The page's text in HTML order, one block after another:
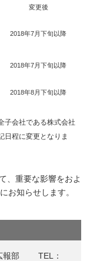
変更後
2018年7月下旬以降
2018年7月下旬以降
2018年8月下旬以降
子会社である株式会社
日程に変更となりま
、重要な影響をおよ
お知らせします。
報部 TEL：